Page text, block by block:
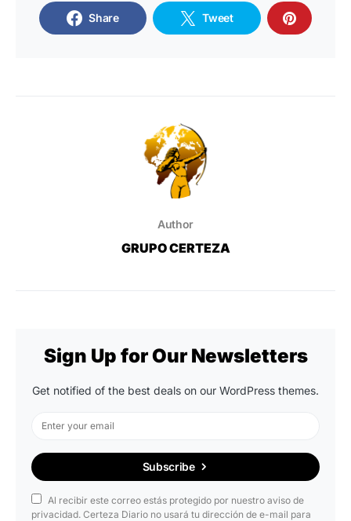
Share Tweet
Author
GRUPO CERTEZA
Sign Up for Our Newsletters
Get notified of the best deals on our WordPress themes.
Subscribe
Al recibir este correo estás protegido por nuestro aviso de
privacidad. Certeza Diario no usará tu dirección de e-mail para